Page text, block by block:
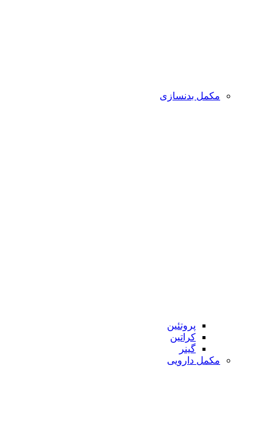
مکمل بدنسازی
پروتئین
کراتین
گینر
مکمل دارویی